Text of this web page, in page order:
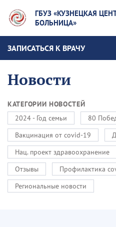
ГБУЗ «КУЗНЕЦКАЯ
БОЛЬНИЦА»
ЗАПИСАТЬСЯ К ВРАЧУ
Новости
КАТЕГОРИИ НОВОСТЕЙ
2024 - Год семьи
80
Вакцинация от covid-19
Нац. проект здравоохранение
Отзывы
Профилактика
Региональные новости